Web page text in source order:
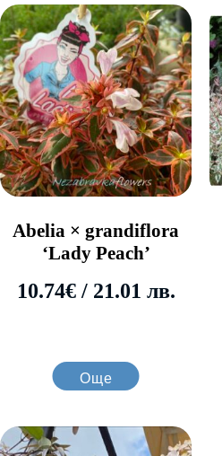
Abelia × grandiflora
‘Lady Peach’
10.74€/ 21.01 лв.
Още